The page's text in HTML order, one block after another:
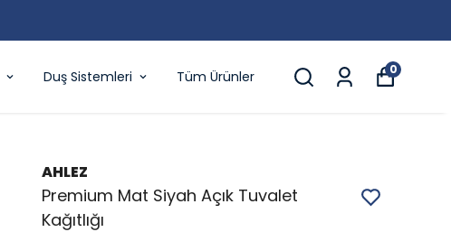
Duş Sistemleri Tüm Ürünler 0
AHLEZ
Premium Mat Siyah Açık Tuvalet
Kağıtlığı